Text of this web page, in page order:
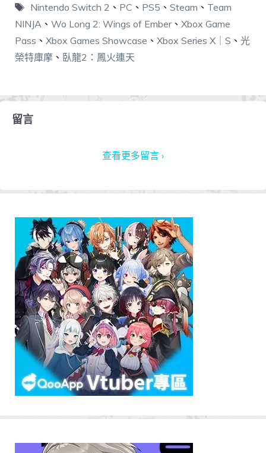
Nintendo Switch 2 、 PC 、 PS5 、 Steam 、 Team
NINJA 、 Wo Long 2: Wings of Ember、 Xbox Game
Pass 、 Xbox Games Showcase 、 Xbox Series X｜S 、 光
榮特庫摩 、 臥龍2：鳳火連天
留言
查看更多留言 ›